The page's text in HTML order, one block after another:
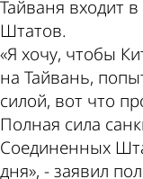
Тайваня входит
Штатов.
«Я хочу, чтобы
на Тайвань,
силой, вот что
Полная сила
Соединенных
дня», - заявил